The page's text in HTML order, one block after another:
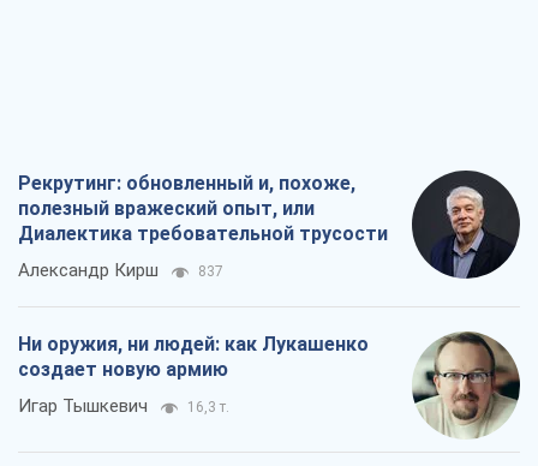
Рекрутинг: обновленный и, похоже,
полезный вражеский опыт, или
Диалектика требовательной трусости
Александр Кирш 837
Ни оружия, ни людей: как Лукашенко
создает новую армию
Игар Тышкевич 16,3 т.